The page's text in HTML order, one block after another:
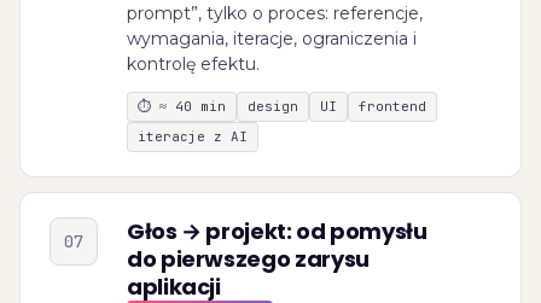
prompt”, tylko o proces: referencje,
wymagania, iteracje, ograniczenia i
kontrolę efektu.
⏱ ≈ 40 min design UI
frontend
iteracje z AI
07
Głos → projekt: od pomysłu
do pierwszego zarysu
aplikacji